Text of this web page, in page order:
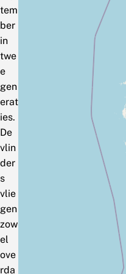
tem
ber
in
twe
e
gen
erat
ies.
De
vlin
der
s
vlie
gen
zow
el
ove
rda